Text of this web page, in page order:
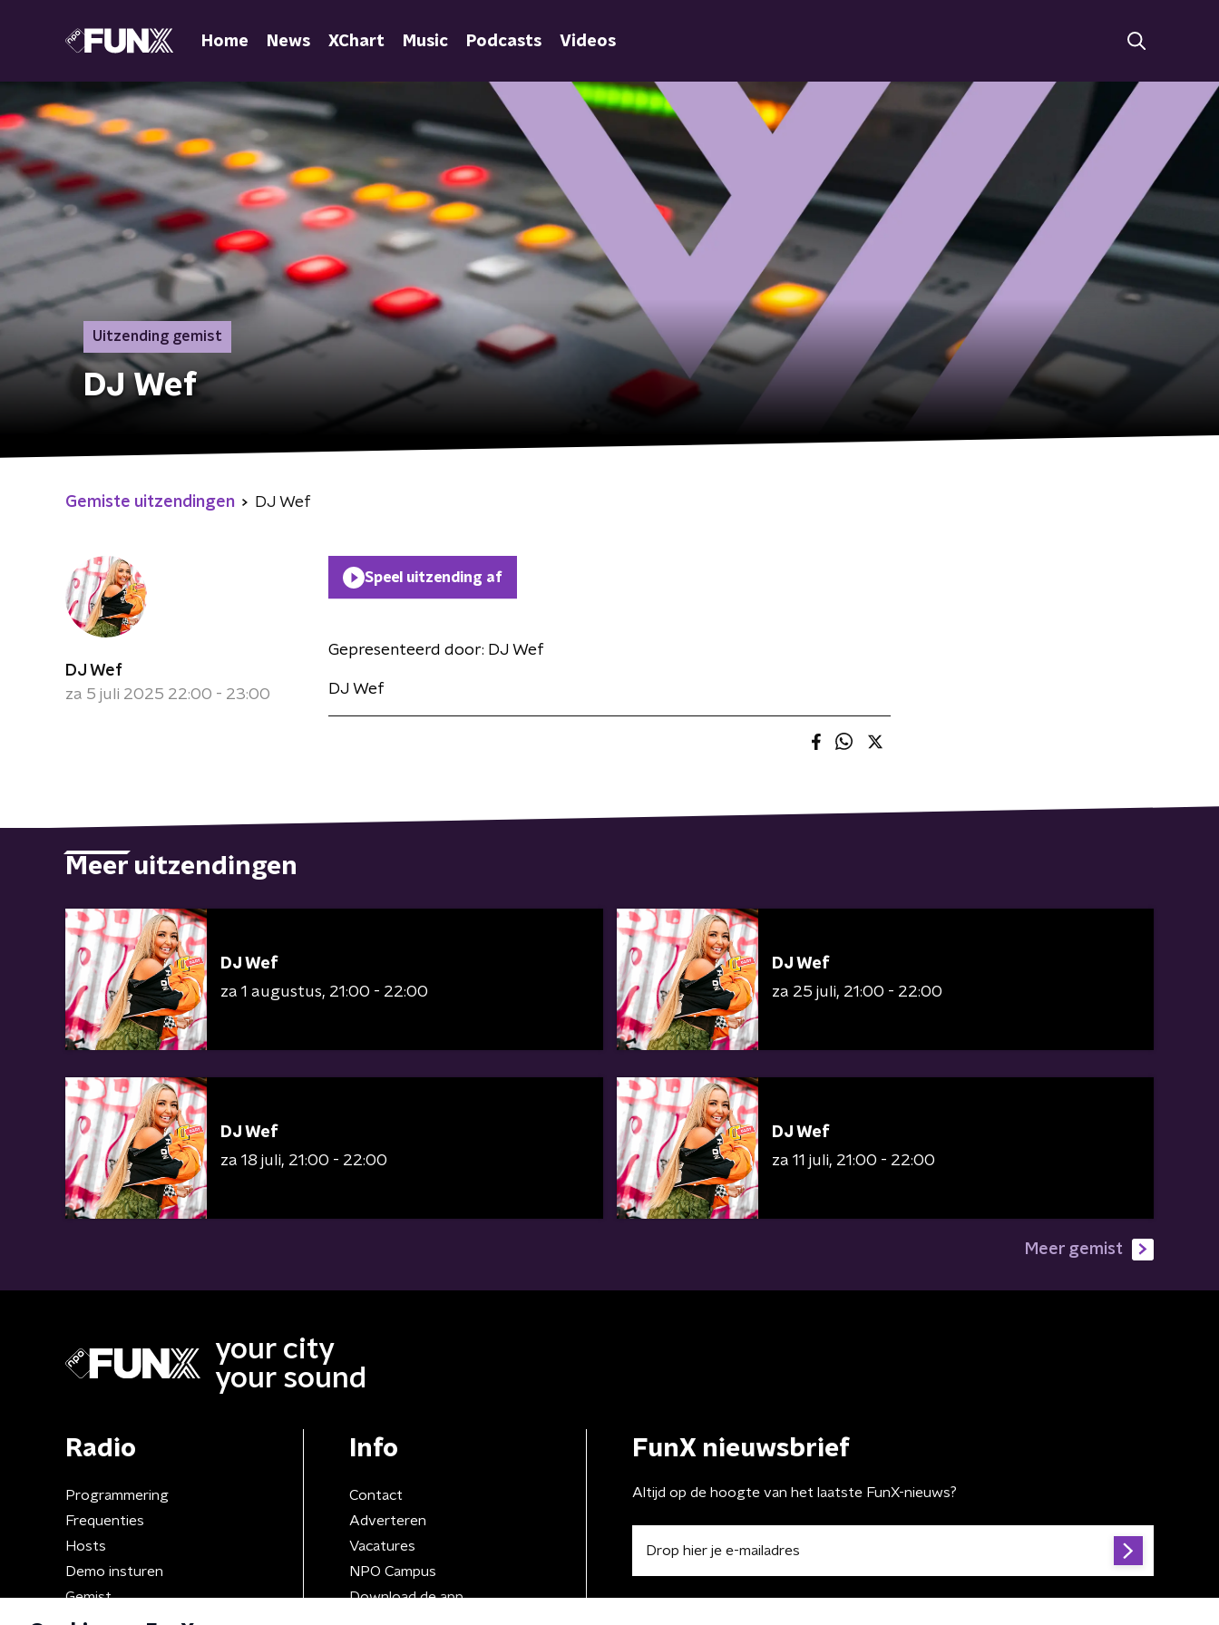
Home News XChart Music Podcasts Videos
Uitzending gemist
DJ Wef
Gemiste uitzendingen DJ Wef
DJ Wef
za 5 juli 2025 22:00 - 23:00
Speel uitzending af
Gepresenteerd door: DJ Wef
DJ Wef
Meer uitzendingen
DJ Wef
za 1 augustus 21:00 - 22:00
DJ Wef
za 25 juli 21:00 - 22:00
DJ Wef
za 18 juli 21:00 - 22:00
DJ Wef
za 11 juli 21:00 - 22:00
Meer gemist
your city
your sound
Radio
Programmering
Frequenties
Hosts
Demo insturen
Gemist
Info
Contact
Adverteren
Vacatures
NPO Campus
Download de app
FunX nieuwsbrief
Altijd op de hoogte van het laatste FunX-nieuws?